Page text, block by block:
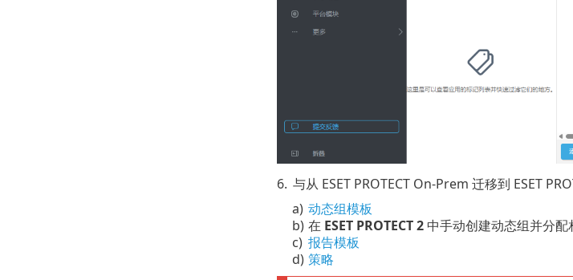
6. 与从 ESET PROTECT On-Prem 迁移到 ESET
a) 动态组模板
b) 在 ESET PROTECT 2中手动创建动态组并分配
c) 报告模板
d) 策略